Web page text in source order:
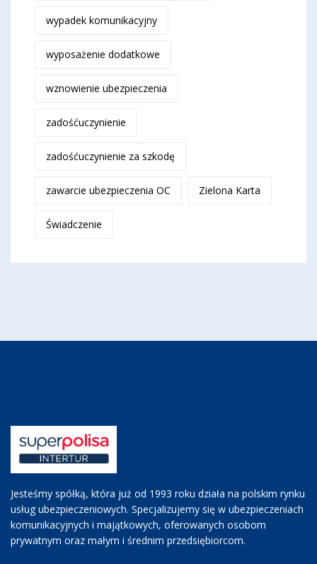
wypadek komunikacyjny
wyposażenie dodatkowe
wznowienie ubezpieczenia
zadośćuczynienie
zadośćuczynienie za szkodę
zawarcie ubezpieczenia OC Zielona Karta
Świadczenie
Jesteśmy spółką, która już od 1993 roku działa na polskim rynku
usług ubezpieczeniowych. Specjalizujemy się w ubezpieczeniach
komunikacyjnych i majątkowych, oferowanych osobom
prywatnym oraz małym i średnim przedsiębiorcom.